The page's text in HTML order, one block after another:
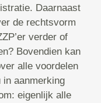
Daarnaast
de rechtsvorm
verder of
Bovendien kan
alle voordelen
aanmerking
eigenlijk alle